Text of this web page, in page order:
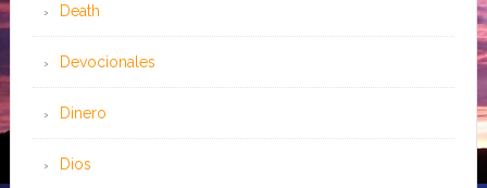
Death
Devocionales
Dinero
Dios